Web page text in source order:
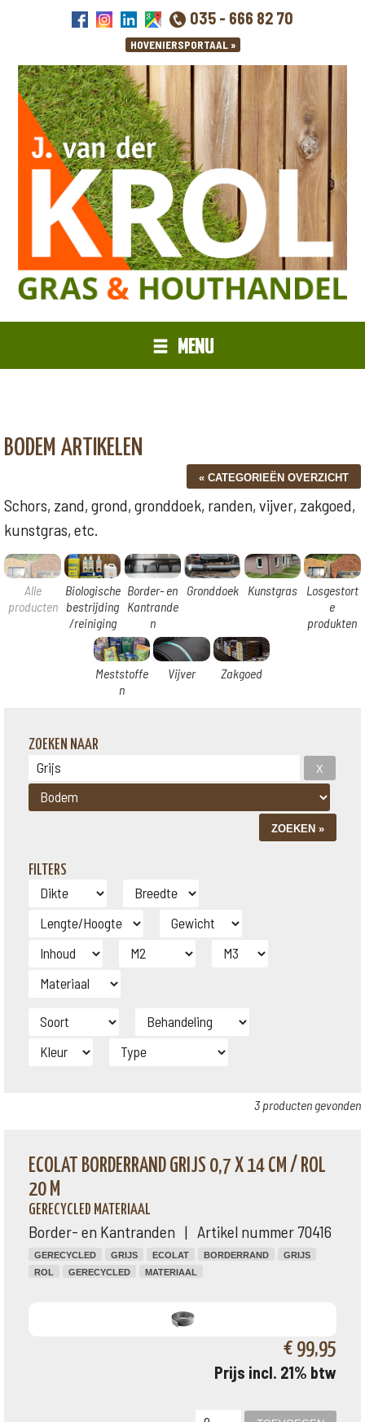
035 - 666 82 70
MENU
BODEM ARTIKELEN
Schors, zand, grond, gronddoek, randen, vijver, zakgoed,
kunstgras, etc.
Alle
producten
Biologische
bestrijding
/reiniging
Border- en
Kantrande
n
Gronddoek Kunstgras
Losgestort
e
produkten
Meststoffe
n
Vijver Zakgoed
ZOEKEN NAAR
FILTERS
3 producten gevonden
ECOLAT BORDERRAND GRIJS 0,7 X 14 CM / ROL
20 M
GERECYCLED MATERIAAL
Border- en Kantranden | Artikel nummer 70416
GERECYCLED GRIJS ECOLAT BORDERRAND
GRIJS
ROL
GERECYCLED MATERIAAL
€ 99,95
Prijs incl. 21% btw